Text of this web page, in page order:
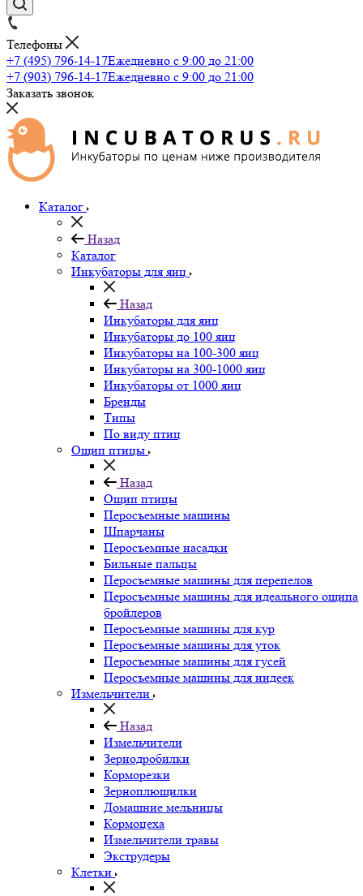
Телефоны
+7 (495) 796-14-17Ежедневно с 9:00 до 21:00
+7 (903) 796-14-17Ежедневно с 9:00 до 21:00
Заказать звонок
Каталог
Назад
Каталог
Инкубаторы для яиц
Назад
Инкубаторы для яиц
Инкубаторы до 100 яиц
Инкубаторы на 100-300 яиц
Инкубаторы на 300-1000 яиц
Инкубаторы от 1000 яиц
Бренды
Типы
По виду птиц
Ощип птицы
Назад
Ощип птицы
Перосъемные машины
Шпарчаны
Перосъемные насадки
Бильные пальцы
Перосъемные машины для перепелов
Перосъемные машины для идеального ощипа
бройлеров
Перосъемные машины для кур
Перосъемные машины для уток
Перосъемные машины для гусей
Перосъемные машины для индеек
Измельчители
Назад
Измельчители
Зернодробилки
Корморезки
Зерноплющилки
Домашние мельницы
Кормоцеха
Измельчители травы
Экструдеры
Клетки